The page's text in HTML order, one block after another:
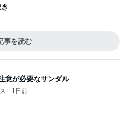
事を読む
意が必要なサンダル
1日前